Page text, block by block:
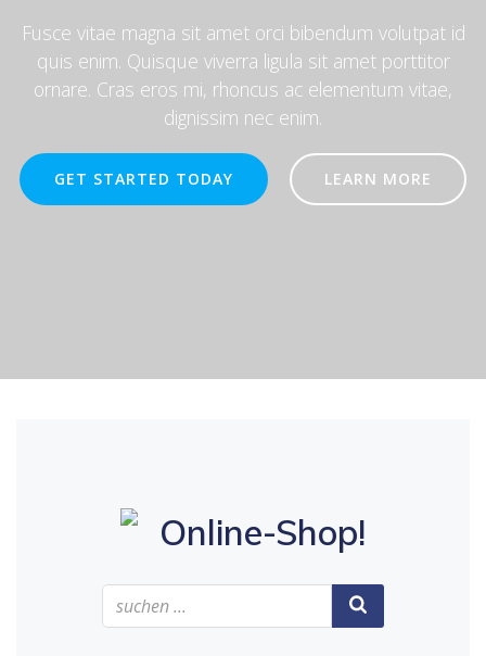
Fusce vitae magna sit amet orci bibendum volutpat id
quis enim. Quisque viverra ligula sit amet porttitor
ornare. Cras eros mi, rhoncus ac elementum vitae,
dignissim nec enim.
GET STARTED TODAY LEARN MORE
Online-Shop!